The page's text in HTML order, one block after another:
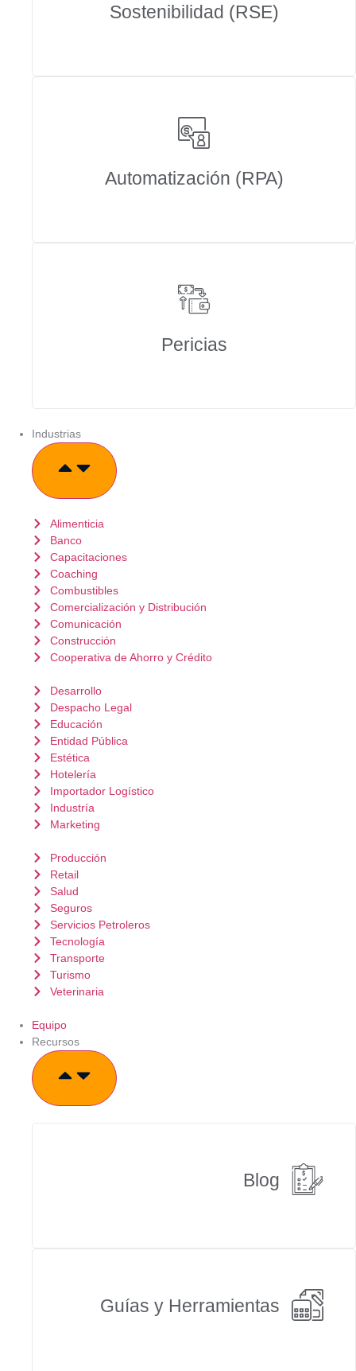
Sostenibilidad (RSE)
Automatización (RPA)
Pericias
Industrias
Alimenticia
Banco
Capacitaciones
Coaching
Combustibles
Comercialización y Distribución
Comunicación
Construcción
Cooperativa de Ahorro y Crédito
Desarrollo
Despacho Legal
Educación
Entidad Pública
Estética
Hotelería
Importador Logístico
Industría
Marketing
Producción
Retail
Salud
Seguros
Servicios Petroleros
Tecnología
Transporte
Turismo
Veterinaria
Equipo
Recursos
Blog
Guías y Herramientas